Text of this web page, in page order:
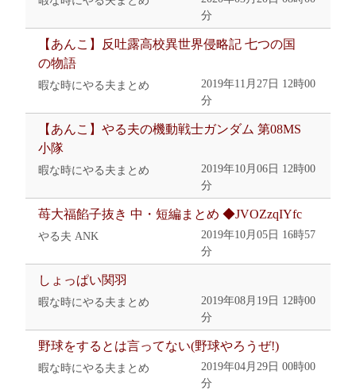
分
【あんこ】反吐露高校異世界侵略記 七つの国
の物語
暇な時にやる夫まとめ
2019年11月27日 12時00
分
【あんこ】やる夫の機動戦士ガンダム 第08MS
小隊
暇な時にやる夫まとめ
2019年10月06日 12時00
分
苺大福餡子抜き 中・短編まとめ ◆JVOZzqIYfc
やる夫 ANK
2019年10月05日 16時57
分
しょっぱい関羽
暇な時にやる夫まとめ
2019年08月19日 12時00
分
野球をするとは言ってない(野球やろうぜ!)
暇な時にやる夫まとめ
2019年04月29日 00時00
分